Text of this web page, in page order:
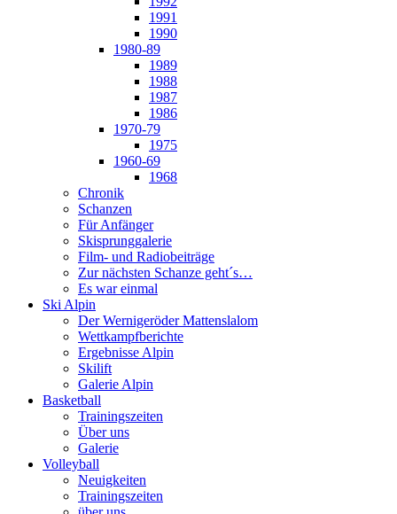
1991
1990
1980-89
1989
1988
1987
1986
1970-79
1975
1960-69
1968
Chronik
Schanzen
Für Anfänger
Skisprunggalerie
Film- und Radiobeiträge
Zur nächsten Schanze geht´s…
Es war einmal
Ski Alpin
Der Wernigeröder Mattenslalom
Wettkampfberichte
Ergebnisse Alpin
Skilift
Galerie Alpin
Basketball
Trainingszeiten
Über uns
Galerie
Volleyball
Neuigkeiten
Trainingszeiten